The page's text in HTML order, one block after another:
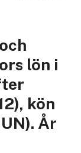
lön i
kön
År